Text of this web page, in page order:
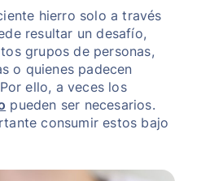
hierro solo a través
resultar un desafío,
grupos de personas,
o quienes padecen
ello, a veces los
pueden ser necesarios.
consumir estos bajo